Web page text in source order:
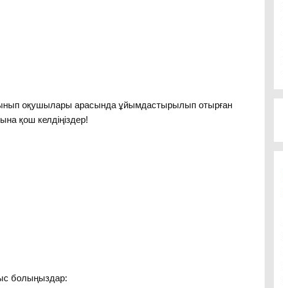
оқушылары арасында ұйымдастырылып отырған
қош келдіңіздер!
болыңыздар: